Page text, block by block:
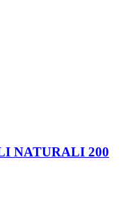
NATURALI 200